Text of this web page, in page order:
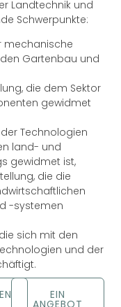
Landtechnik und
Schwerpunkte:
mechanische
Gartenbau und
die dem Sektor
gewidmet
der Technologien
land- und
gewidmet ist,
die die
-systemen
sich mit den
und der
EIN